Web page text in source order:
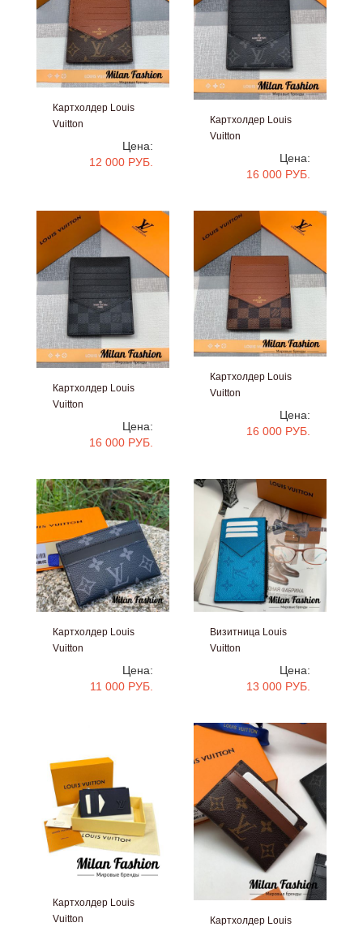
Картхолдер Louis
Vuitton
Цена:
12 000 РУБ.
Картхолдер Louis
Vuitton
Цена:
16 000 РУБ.
Картхолдер Louis
Vuitton
Цена:
16 000 РУБ.
Картхолдер Louis
Vuitton
Цена:
16 000 РУБ.
Картхолдер Louis
Vuitton
Цена:
11 000 РУБ.
Визитница Louis
Vuitton
Цена:
13 000 РУБ.
Картхолдер Louis
Vuitton
Картхолдер Louis